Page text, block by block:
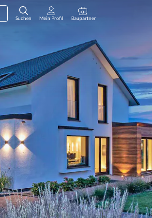
Suchen Mein Profil Baupartner